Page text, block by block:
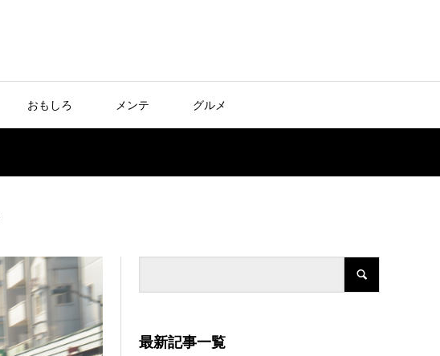
おもしろ メンテ グルメ
最新記事一覧